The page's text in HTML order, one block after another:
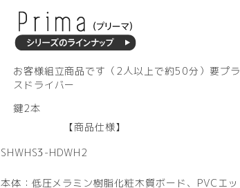
お客様組立商品です（2人以上で約50分）要プラ
スドライバー
鍵2本
【商品仕様】
SHWHS3-HDWH2
本体：低圧メラミン樹脂化粧木質ボード、PVCエッ